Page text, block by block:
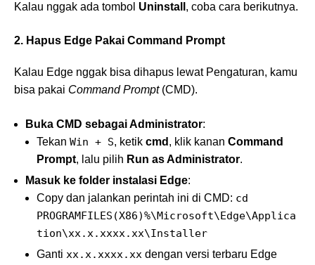
Kalau nggak ada tombol Uninstall , coba cara berikutnya.
2. Hapus Edge Pakai Command Prompt
Kalau Edge nggak bisa dihapus lewat Pengaturan, kamu
bisa pakai Command Prompt(CMD).
Buka CMD sebagai Administrator:
Tekan Win + S, ketik cmd , klik kanan Command
Prompt, lalu pilih Run as Administrator.
Masuk ke folder instalasi Edge:
Copy dan jalankan perintah ini di CMD: cd
PROGRAMFILES(X86)%\Microsoft\Edge\Applica
tion\xx.x.xxxx.xx\Installer
Ganti xx.x.xxxx.xx dengan versi terbaru Edge